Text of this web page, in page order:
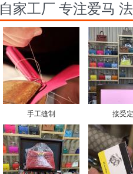
自家工厂 专注爱马
手工缝制 接受